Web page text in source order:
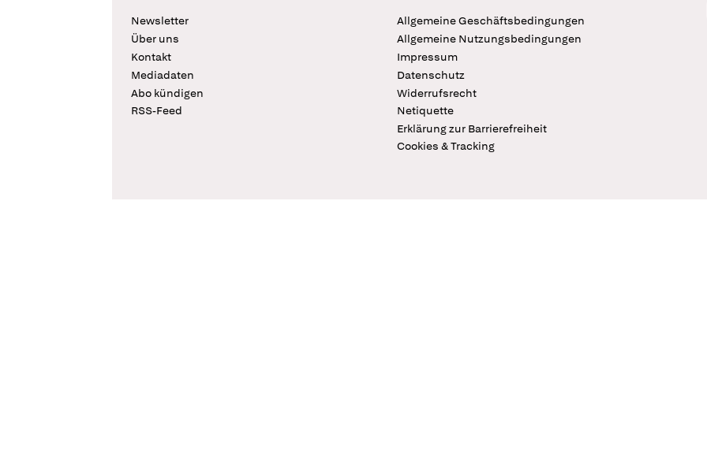
Newsletter
Über uns
Kontakt
Mediadaten
Abo kündigen
RSS-Feed
Allgemeine Geschäftsbedingungen
Allgemeine Nutzungsbedingungen
Impressum
Datenschutz
Widerrufsrecht
Netiquette
Erklärung zur Barrierefreiheit
Cookies & Tracking